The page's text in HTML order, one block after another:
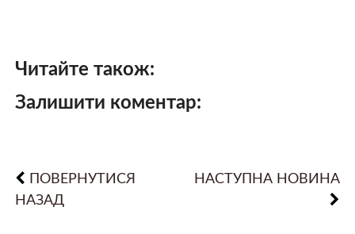
Читайте також:
Залишити коментар:
ПОВЕРНУТИСЯ
НАЗАД
НАСТУПНА НОВИНА